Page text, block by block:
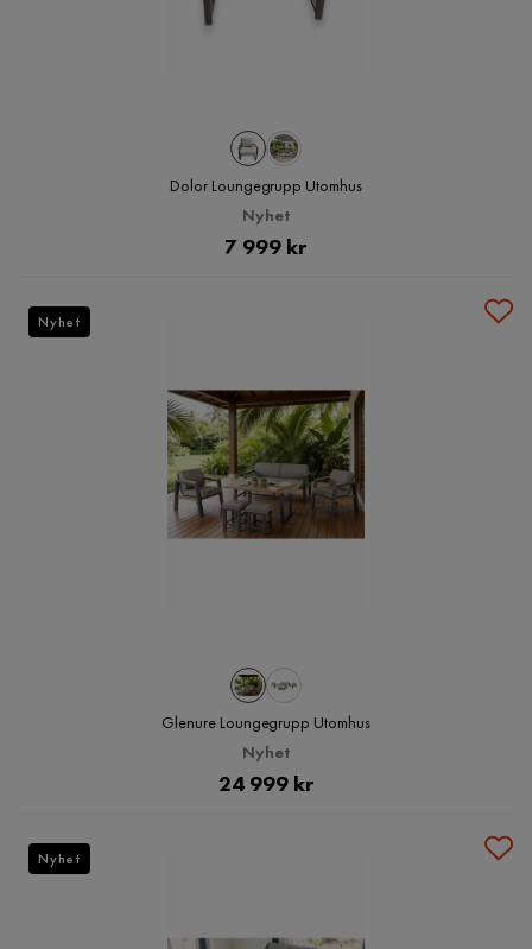
Dolor Loungegrupp Utomhus
Nyhet
Pris
7 999 kr
Glenure Loungegrupp Utomhus
Nyhet
Pris
24 999 kr
Nyhet
Nyhet